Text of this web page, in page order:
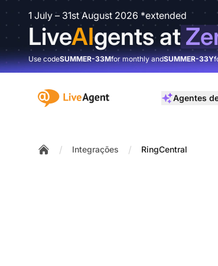
1 July – 31st August 2026 *extended
LiveAIgents at
Use codeSUMMER-33Mfor monthly andSUMMER-33Y
:site.title Agentes
/ Integrações / RingCentral